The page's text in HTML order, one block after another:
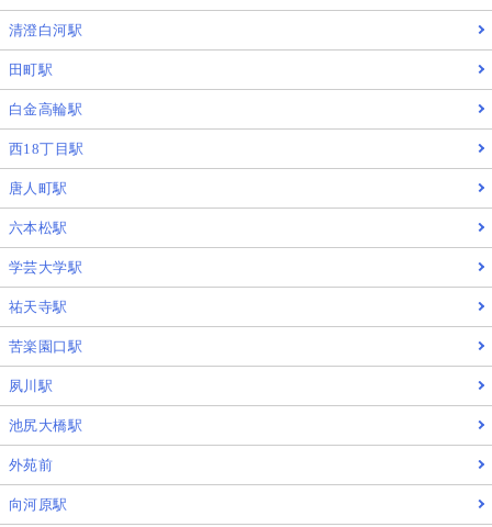
清澄白河駅
田町駅
白金高輪駅
西18丁目駅
唐人町駅
六本松駅
学芸大学駅
祐天寺駅
苦楽園口駅
夙川駅
池尻大橋駅
外苑前
向河原駅